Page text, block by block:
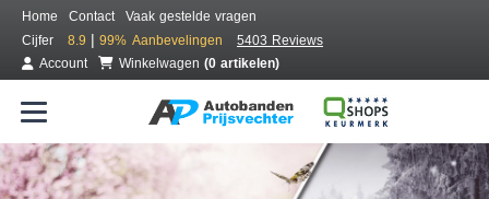
Home Contact
Vaak gestelde vragen
Cijfer
8.9 | 99% Aanbevelingen
5403 Reviews
Account
Winkelwagen (0 artikelen)